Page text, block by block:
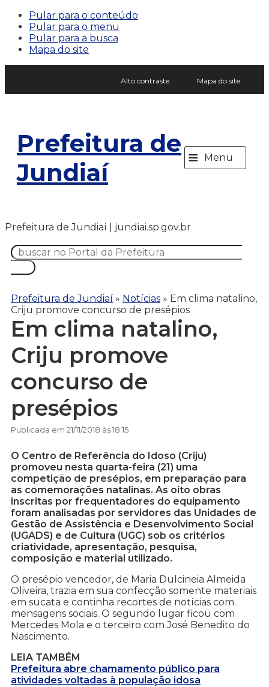
Pular para o conteúdo
Pular para o menu
Pular para a busca
Mapa do site
Alto contraste Mapa do site
Prefeitura de
Jundiaí
≡ Menu
Prefeitura de Jundiaí | jundiai.sp.gov.br
Prefeitura de Jundiaí » Notícias » Em clima natalino,
Criju promove concurso de presépios
Em clima natalino,
Criju promove
concurso de
presépios
Publicada em 21/11/2018 às 18:15
O Centro de Referência do Idoso (Criju)
promoveu nesta quarta-feira (21) uma
competição de presépios, em preparação para
as comemorações natalinas. As oito obras
inscritas por frequentadores do equipamento
foram analisadas por servidores das Unidades de
Gestão de Assistência e Desenvolvimento Social
(UGADS) e de Cultura (UGC) sob os critérios
criatividade, apresentação, pesquisa,
composição e material utilizado.
O presépio vencedor, de Maria Dulcineia Almeida
Oliveira, trazia em sua confecção somente materiais
em sucata e continha recortes de notícias com
mensagens sociais. O segundo lugar ficou com
Mercedes Mola e o terceiro com José Benedito do
Nascimento.
LEIA TAMBÉM
Prefeitura abre chamamento público para
atividades voltadas à população idosa